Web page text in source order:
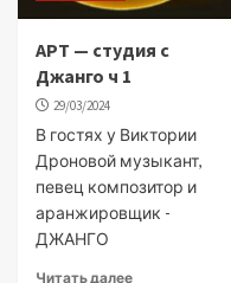
АРТ — студия с
Джанго ч 1
29/03/2024
В гостях у Виктории
Дроновой музыкант,
певец композитор и
аранжировщик -
ДЖАНГО
Читать далее